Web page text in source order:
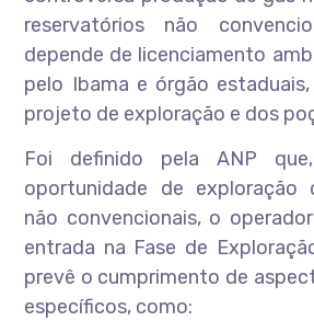
reservatórios não
depende de licenciamento
pelo Ibama e órgão
projeto de exploração e dos
Foi definido pela ANP
oportunidade de exploração
não convencionais, o
entrada na Fase de
prevê o cumprimento de
específicos, como: